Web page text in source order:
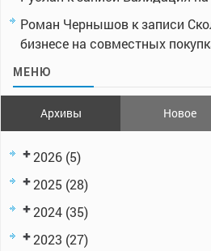
Роман Чернышов к записи
бизнесе на совместных
МЕНЮ
Архивы Новое
2026 (5)
2025 (28)
2024 (35)
2023 (27)